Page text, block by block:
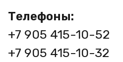
Телефоны:
+7 905 415-10-52
+7 905 415-10-32